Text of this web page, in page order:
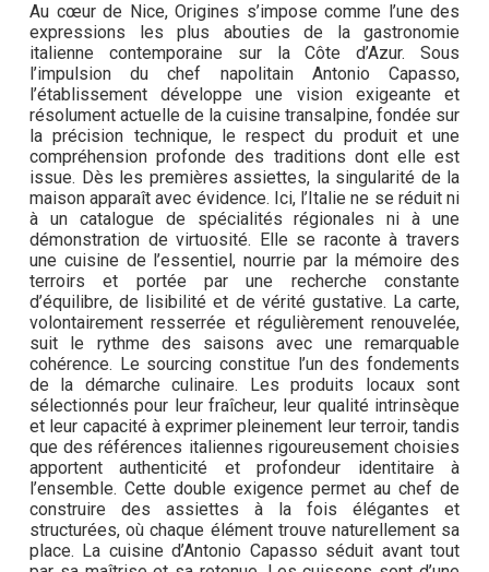
Au cœur de Nice, Origines s’impose comme l’une des
expressions les plus abouties de la gastronomie
italienne contemporaine sur la Côte d’Azur. Sous
l’impulsion du chef napolitain Antonio Capasso,
l’établissement développe une vision exigeante et
résolument actuelle de la cuisine transalpine, fondée sur
la précision technique, le respect du produit et une
compréhension profonde des traditions dont elle est
issue. Dès les premières assiettes, la singularité de la
maison apparaît avec évidence. Ici, l’Italie ne se réduit ni
à un catalogue de spécialités régionales ni à une
démonstration de virtuosité. Elle se raconte à travers
une cuisine de l’essentiel, nourrie par la mémoire des
terroirs et portée par une recherche constante
d’équilibre, de lisibilité et de vérité gustative. La carte,
volontairement resserrée et régulièrement renouvelée,
suit le rythme des saisons avec une remarquable
cohérence. Le sourcing constitue l’un des fondements
de la démarche culinaire. Les produits locaux sont
sélectionnés pour leur fraîcheur, leur qualité intrinsèque
et leur capacité à exprimer pleinement leur terroir, tandis
que des références italiennes rigoureusement choisies
apportent authenticité et profondeur identitaire à
l’ensemble. Cette double exigence permet au chef de
construire des assiettes à la fois élégantes et
structurées, où chaque élément trouve naturellement sa
place. La cuisine d’Antonio Capasso séduit avant tout